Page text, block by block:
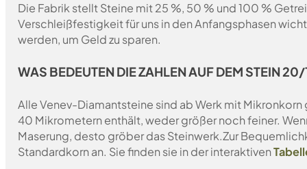
Die Fabrik stellt Steine mit 25 %, 50 % und 100 %
Verschleißfestigkeit für uns in den Anfangsphasen
werden, um Geld zu sparen.
WAS BEDEUTEN DIE ZAHLEN AUF DEM STEIN
Alle Venev-Diamantsteine sind ab Werk mit
40 Mikrometern enthält, weder größer noch feiner.
Maserung, desto gröber das Steinwerk.Zur
Standardkorn an. Sie finden sie in der interaktiven